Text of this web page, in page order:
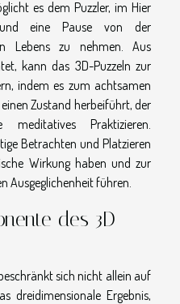
es dem Puzzler, im Hier
eine Pause von der
Lebens zu nehmen. Aus
kann das 3D-Puzzeln zur
indem es zum achtsamen
Zustand herbeiführt, der
Praktizieren.
Betrachten und Platzieren
Wirkung haben und zur
Ausgeglichenheit führen.
des 3D-
sich nicht allein auf
dreidimensionale Ergebnis,